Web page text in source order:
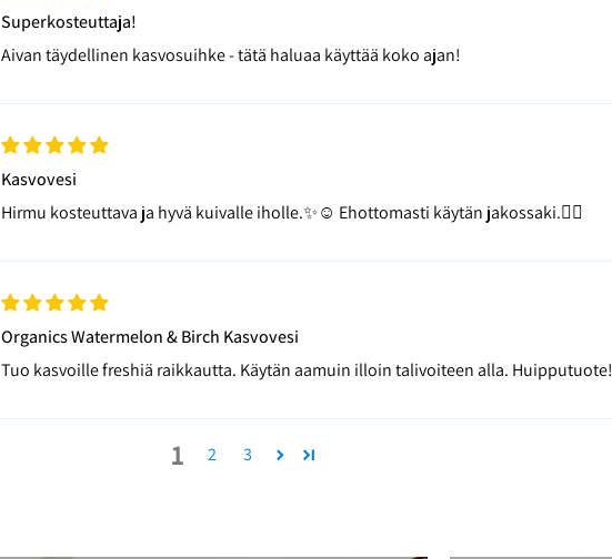
Superkosteuttaja!
Aivan täydellinen kasvosuihke - tätä haluaa käyttää koko ajan!
Kasvovesi
Hirmu kosteuttava ja hyvä kuivalle iholle.✨☺️ Ehottomasti käytän jakossaki.👍🏼
Organics Watermelon & Birch Kasvovesi
Tuo kasvoille freshiä raikkautta. Käytän aamuin illoin talivoiteen alla. Huipputuote!
1 2 3